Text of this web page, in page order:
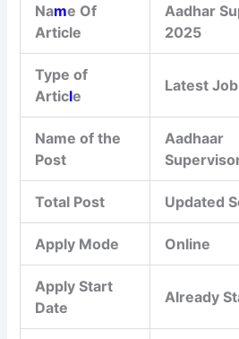
Name Of
Article
Aadhar
2025
Type of
Article
Latest Job
Name of the
Post
Aadhaar
Total Post Updated
Apply Mode Online
Apply Start
Date
Already